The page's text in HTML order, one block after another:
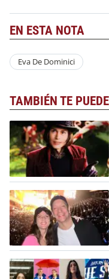
EN ESTA NOTA
Eva De Dominici
TAMBIÉN TE